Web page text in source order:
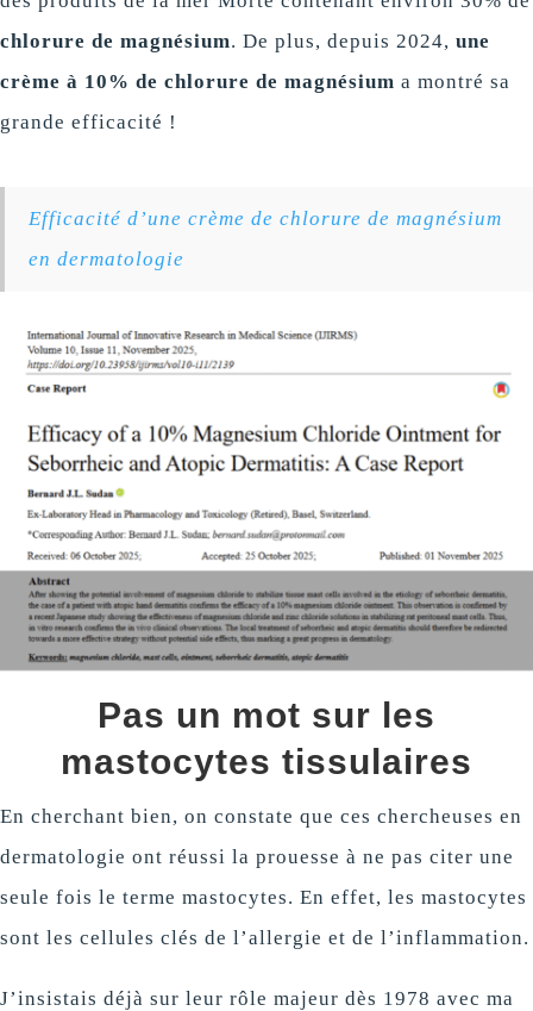
chlorure de magnésium. De plus, depuis 2024, une
crème à 10% de chlorure de magnésium a montré sa
grande efficacité !
Efficacité d’une crème de chlorure de magnésium
en dermatologie
Pas un mot sur les
mastocytes tissulaires
En cherchant bien, on constate que ces chercheuses en
dermatologie ont réussi la prouesse à ne pas citer une
seule fois le terme mastocytes. En effet, les mastocytes
sont les cellules clés de l’allergie et de l’inflammation.
J’insistais déjà sur leur rôle majeur dès 1978 avec ma